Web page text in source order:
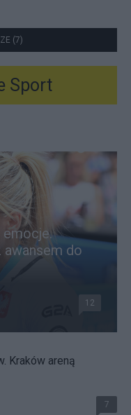
(7)
Sport
emocje.
do
12
Kraków areną
7